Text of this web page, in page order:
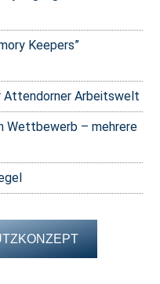
Keepers”
Attendorner Arbeitswelt
Wettbewerb – mehrere